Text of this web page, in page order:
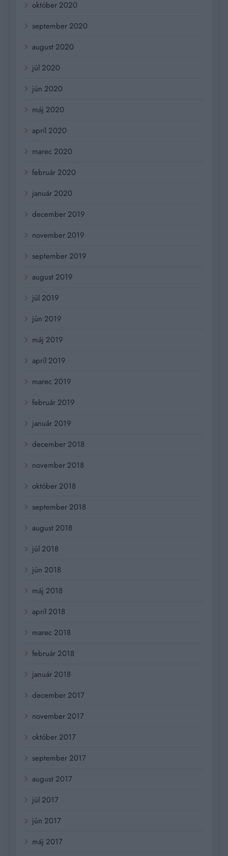
október 2020
september 2020
august 2020
júl 2020
jún 2020
máj 2020
apríl 2020
marec 2020
február 2020
január 2020
december 2019
november 2019
september 2019
august 2019
júl 2019
jún 2019
máj 2019
apríl 2019
marec 2019
február 2019
január 2019
december 2018
november 2018
október 2018
september 2018
august 2018
júl 2018
jún 2018
máj 2018
apríl 2018
marec 2018
február 2018
január 2018
december 2017
november 2017
október 2017
september 2017
august 2017
júl 2017
jún 2017
máj 2017